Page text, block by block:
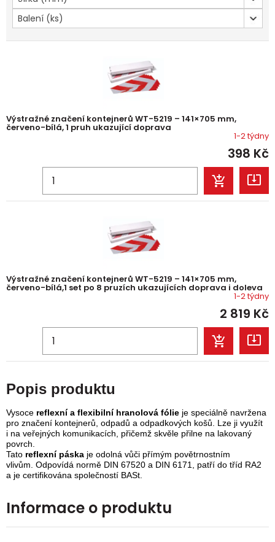
Balení (ks)
Výstražné značení kontejnerů WT-5219 – 141×705 mm,
červeno-bílá, 1 pruh ukazující doprava
1-2 týdny
398 Kč
Výstražné značení kontejnerů WT-5219 – 141×705 mm,
červeno-bílá,1 set po 8 pruzích ukazujících doprava i doleva
1-2 týdny
2 819 Kč
Popis produktu
Vysoce reflexní a flexibilní hranolová fólie je speciálně navržena
pro značení kontejnerů, odpadů a odpadkových košů. Lze ji využít
i na veřejných komunikacích, přičemž skvěle přilne na lakovaný
povrch.
Tato reflexní páska je odolná vůči přímým povětrnostním
vlivům. Odpovídá normě DIN 67520 a DIN 6171, patří do tříd RA2
a je certifikována společností BASt.
Informace o produktu